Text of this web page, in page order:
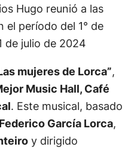
Hugo reunió a las
el período del 1° de
de julio de 2024
mujeres de Lorca”,
Music Hall, Café
. Este musical, basado
Federico García Lorca,
y dirigido